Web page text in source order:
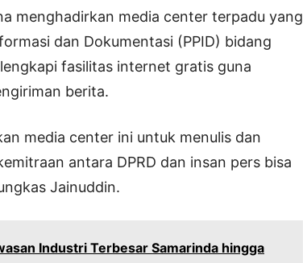
menghadirkan media center terpadu yang
dan Dokumentasi (PPID) bidang
fasilitas internet gratis guna
berita.
media center ini untuk menulis dan
antara DPRD dan insan pers bisa
Jainuddin.
Industri Terbesar Samarinda hingga